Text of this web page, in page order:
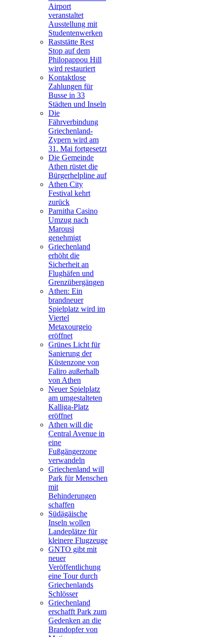
Airport
veranstaltet
Ausstellung mit
Studentenwerken
Raststätte Rest
Stop auf dem
Philopappou Hill
wird restauriert
Kontaktlose
Zahlungen für
Busse in 33
Städten und Inseln
Die
Fährverbindung
Griechenland-
Zypern wird am
31. Mai fortgesetzt
Die Gemeinde
Athen rüstet die
Bürgerhelpline auf
Athen City
Festival kehrt
zurück
Parnitha Casino
Umzug nach
Marousi
genehmigt
Griechenland
erhöht die
Sicherheit an
Flughäfen und
Grenzübergängen
Athen: Ein
brandneuer
Spielplatz wird im
Viertel
Metaxourgeio
eröffnet
Grünes Licht für
Sanierung der
Küstenzone von
Faliro außerhalb
von Athen
Neuer Spielplatz
am umgestalteten
Kalliga-Platz
eröffnet
Athen will die
Central Avenue in
eine
Fußgängerzone
verwandeln
Griechenland will
Park für Menschen
mit
Behinderungen
schaffen
Südägäische
Inseln wollen
Landeplätze für
kleinere Flugzeuge
GNTO gibt mit
neuer
Veröffentlichung
eine Tour durch
Griechenlands
Schlösser
Griechenland
erschafft Park zum
Gedenken an die
Brandopfer von